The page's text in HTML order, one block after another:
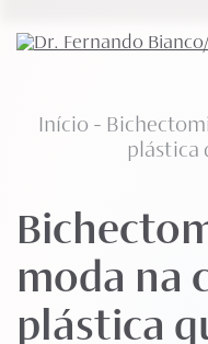
Início -
plástica
moda na
plástica